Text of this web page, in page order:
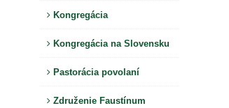
Kongregácia
Kongregácia na Slovensku
Pastorácia povolaní
Združenie Faustínum